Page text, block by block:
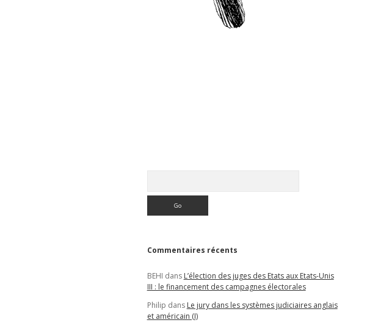
Commentaires récents
BEHI dans L’élection des juges des Etats aux Etats-Unis
III : le financement des campagnes électorales
Philip dans Le jury dans les systèmes judiciaires anglais
et américain (I)